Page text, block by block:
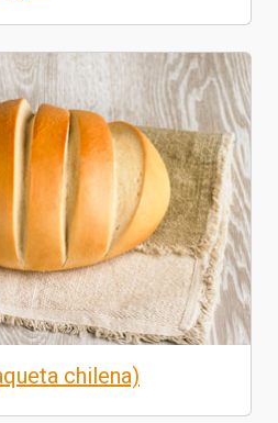
chilena)